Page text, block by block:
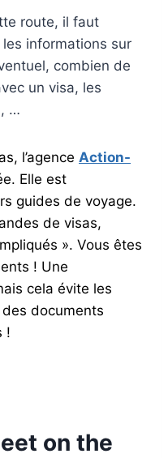
route, il faut
informations sur
combien de
un visa, les
…
l’agence Action-
Elle est
guides de voyage.
de visas,
». Vous êtes
! Une
cela évite les
documents
!
on the